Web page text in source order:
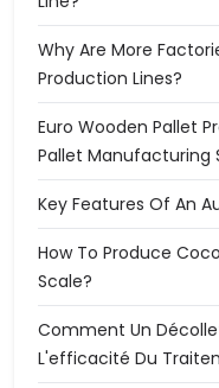
Why Are More
Production Lines?
Euro Wooden Pallet
Pallet Manufacturing
Key Features Of An
How To Produce
Scale?
Comment Un
L'efficacité Du